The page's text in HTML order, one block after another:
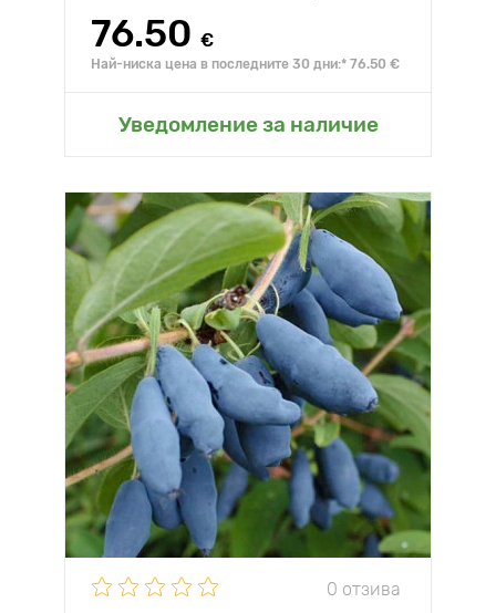
76.50 €
Най-ниска цена в последните 30 дни:* 76.50 €
Уведомление за наличие
0 отзива